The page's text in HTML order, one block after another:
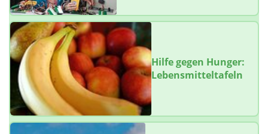
Hilfe gegen Hunger:
Lebensmitteltafeln